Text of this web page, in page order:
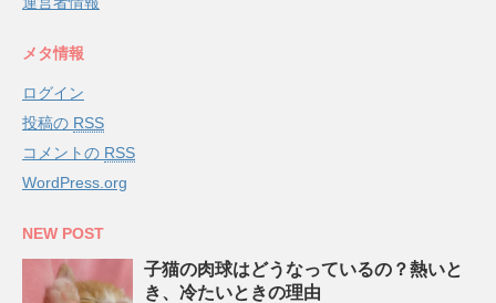
メタ情報
ログイン
投稿の RSS
コメントの RSS
WordPress.org
NEW POST
子猫の肉球はどうなっているの？熱いと
き、冷たいときの理由